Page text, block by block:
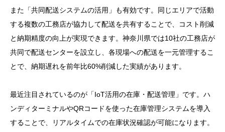
また「共同配送システムの活用」も有効です。同じエリアで活動
する複数の工務店が協力して配送を共有することで、コスト削減
と納期精度の向上が実現できます。神奈川県では10社の工務店が
共同で配送センターを設立し、各現場への配送を一元管理するこ
とで、納期遅れを前年比60%削減した実績があります。
最近注目されているのが「IoT活用の在庫・配送管理」です。ハ
ンディターミナルやQRコードを使った在庫管理システムを導入
することで、リアルタイムでの在庫状況確認が可能になります。